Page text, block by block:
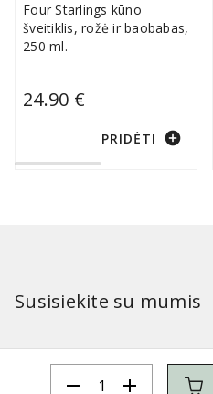
remove add
Four Starlings kūno
šveitiklis, rožė ir baobabas,
250 ml.
24.90 €
PRIDĖTI add_circle
Susisiekite su mumis
Mūsų parduotuvės: